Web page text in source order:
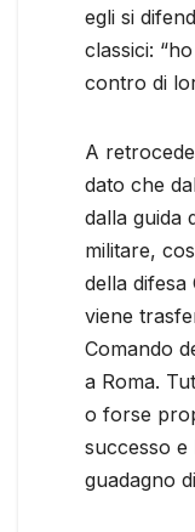
egli si
classici:
contro di
A
dato che
dalla guida
militare,
della difesa
viene
Comando
a Roma.
o forse
successo e
guadagno